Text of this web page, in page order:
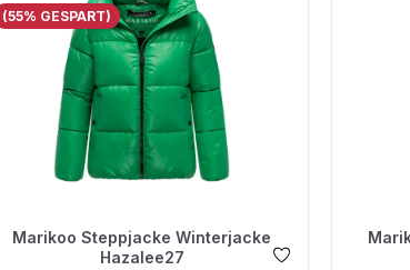
(55% GESPART)
Marikoo Steppjacke Winterjacke
Hazalee27